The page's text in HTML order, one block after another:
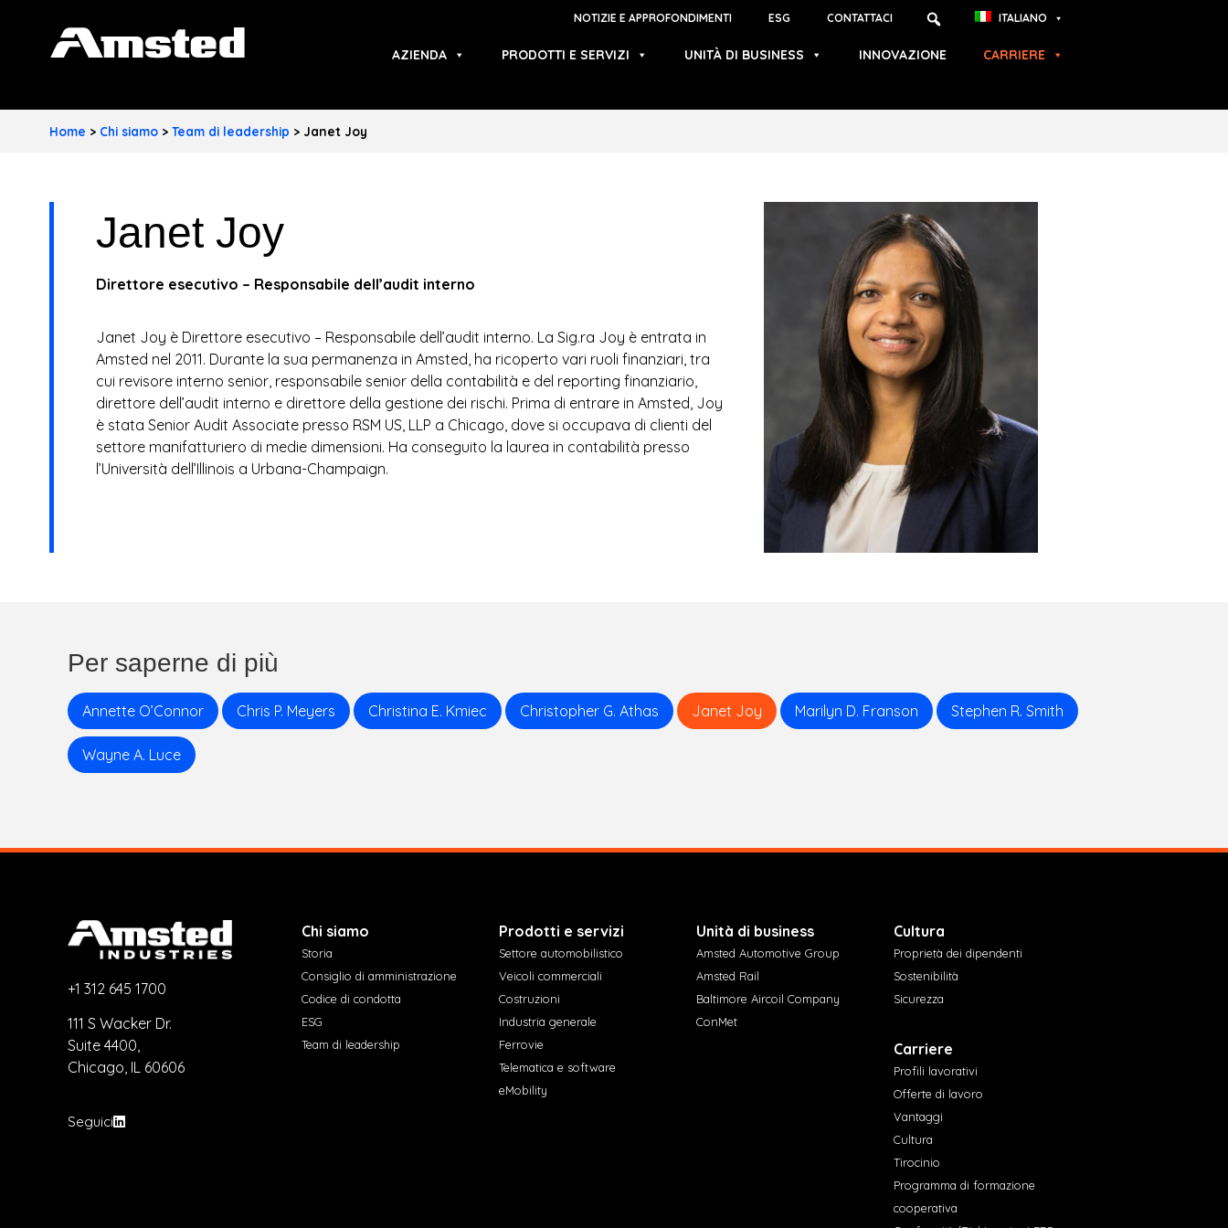
NOTIZIE E APPROFONDIMENTI ESG CONTATTACI ITALIANO
A
S
AZIENDA PRODOTTI E SERVIZI UNITÀ DI BUSINESS INNOVAZIONE CARRIERE
Home > Chi siamo> Team di leadership > Janet Joy
Janet Joy
Direttore esecutivo – Responsabile dell’audit interno
Janet Joy è Direttore esecutivo – Responsabile dell’audit interno. La Sig.ra Joy è entrata in
Amsted nel 2011. Durante la sua permanenza in Amsted, ha ricoperto vari ruoli finanziari, tra
cui revisore interno senior, responsabile senior della contabilità e del reporting finanziario,
direttore dell’audit interno e direttore della gestione dei rischi. Prima di entrare in Amsted, Joy
è stata Senior Audit Associate presso RSM US, LLP a Chicago, dove si occupava di clienti del
settore manifatturiero di medie dimensioni. Ha conseguito la laurea in contabilità presso
l’Università dell’Illinois a Urbana-Champaign.
Per saperne di più
Annette O’Connor Chris P. Meyers Christina E. Kmiec Christopher G. Athas Janet Joy Marilyn D. Franson Stephen R. Smith
Wayne A. Luce
+1 312 645 1700
111 S Wacker Dr.
Suite 4400,
Chicago, IL 60606
Seguici
Chi siamo
Storia
Consiglio di amministrazione
Codice di condotta
ESG
Team di leadership
Prodotti e servizi
Settore automobilistico
Veicoli commerciali
Costruzioni
Industria generale
Ferrovie
Telematica e software
eMobility
Unità di business
Amsted Automotive Group
Amsted Rail
Baltimore Aircoil Company
ConMet
Cultura
Proprietà dei dipendenti
Sostenibilità
Sicurezza
Carriere
Profili lavorativi
Offerte di lavoro
Vantaggi
Cultura
Tirocinio
Programma di formazione
cooperativa